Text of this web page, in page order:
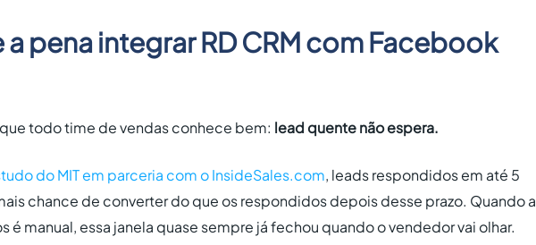
a pena integrar RD CRM com Facebook
todo time de vendas conhece bem: lead quente não espera.
do MIT em parceria com o InsideSales.com, leads respondidos em até 5
chance de converter do que os respondidos depois desse prazo. Quando a
é manual, essa janela quase sempre já fechou quando o vendedor vai olhar.